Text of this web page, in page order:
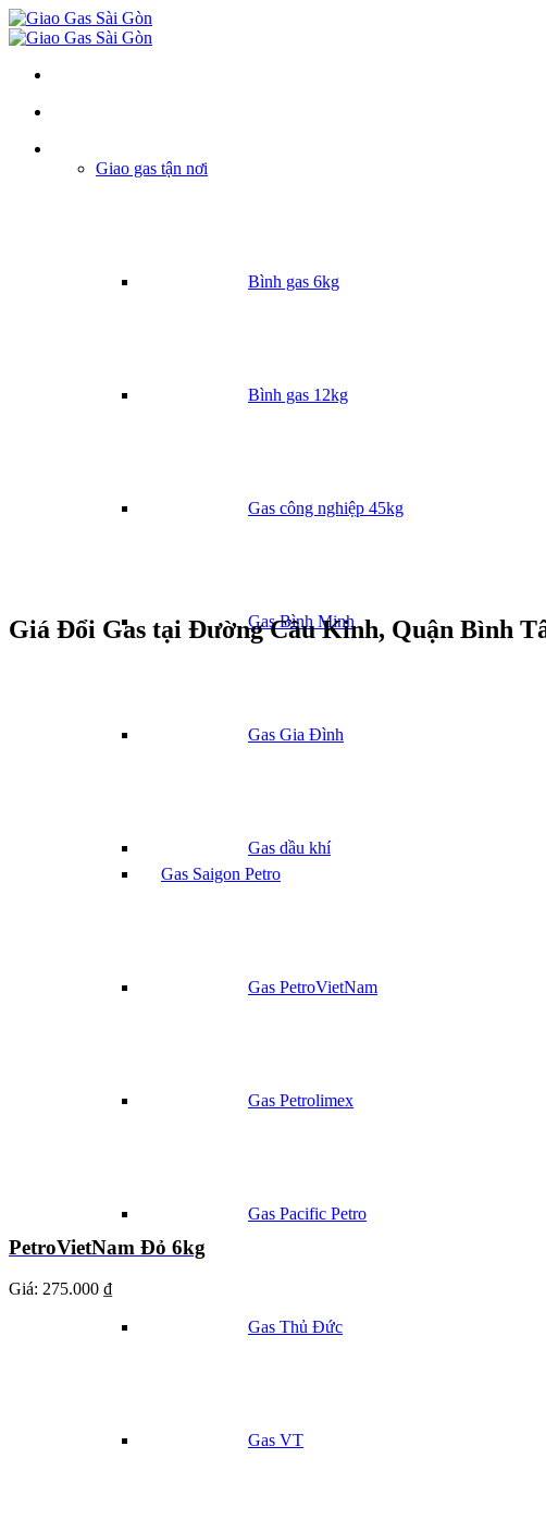
Giao gas tận nơi
Bình gas 6kg
Bình gas 12kg
Gas công nghiệp 45kg
Gas Bình Minh
Gas Gia Đình
Gas dầu khí
Gas Saigon Petro
Gas PetroVietNam
Gas Petrolimex
Gas Pacific Petro
Gas Thủ Đức
Gas VT
Giá Đổi Gas tại Đường Cầu Kinh, Quận Bình
PetroVietNam Đỏ 6kg
Giá: 275.000 ₫